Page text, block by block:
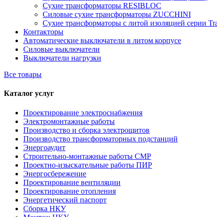
Сухие трансформаторы RESIBLOC
Силовые сухие трансформаторы ZUCCHINI
Сухие трансформаторы с литой изоляцией серии
Контакторы
Автоматические выключатели в литом корпусе
Силовые выключатели
Выключатели нагрузки
Все товары
Каталог услуг
Проектирование электроснабжения
Электромонтажные работы
Производство и сборка электрощитов
Производство трансформаторных подстанций
Энергоаудит
Строительно-монтажные работы СМР
Проектно-изыскательные работы ПИР
Энергосбережение
Проектирование вентиляции
Проектирование отопления
Энергетический паспорт
Сборка НКУ